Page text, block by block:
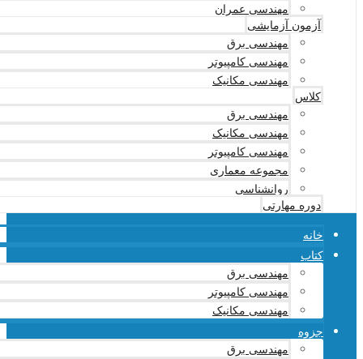
مهندسی عمران
آزمون آزمایشی
مهندسی برق
مهندسی کامپیوتر
مهندسی مکانیک
کلاس
مهندسی برق
مهندسی مکانیک
مهندسی کامپیوتر
مجموعه معماری
روانشناسی
دوره مهارتی
خانه
کتاب
مهندسی برق
مهندسی کامپیوتر
مهندسی مکانیک
جزوه
مهندسی برق